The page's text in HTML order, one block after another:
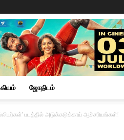
ஜோதிடம்
படத்தில் அடுக்கடுக்காய் ஆச்சரியங்கள்!